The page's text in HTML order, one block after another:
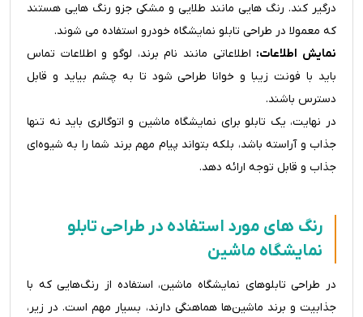
درگیر کند. رنگ هایی مانند طلایی و مشکی جزو رنگ هایی هستند
که معمولا در طراحی تابلو نمایشگاه خودرو استفاده می شوند.
نمایش اطلاعات: اطلاعاتی مانند نام برند، لوگو و اطلاعات تماس
باید با فونت زیبا و خوانا طراحی شود تا به چشم بیاید و قابل
دسترس باشند.
در نهایت، یک تابلو برای نمایشگاه ماشین و اتوگالری باید نه تنها
جذاب و آراسته باشد، بلکه بتواند پیام مهم برند شما را به شیوه‌ای
جذاب و قابل توجه ارائه دهد.
رنگ های مورد استفاده در طراحی تابلو
نمایشگاه ماشین
در طراحی تابلوهای نمایشگاه ماشین، استفاده از رنگ‌هایی که با
جذابیت و برند ماشین‌ها هماهنگی دارند، بسیار مهم است. در زیر،